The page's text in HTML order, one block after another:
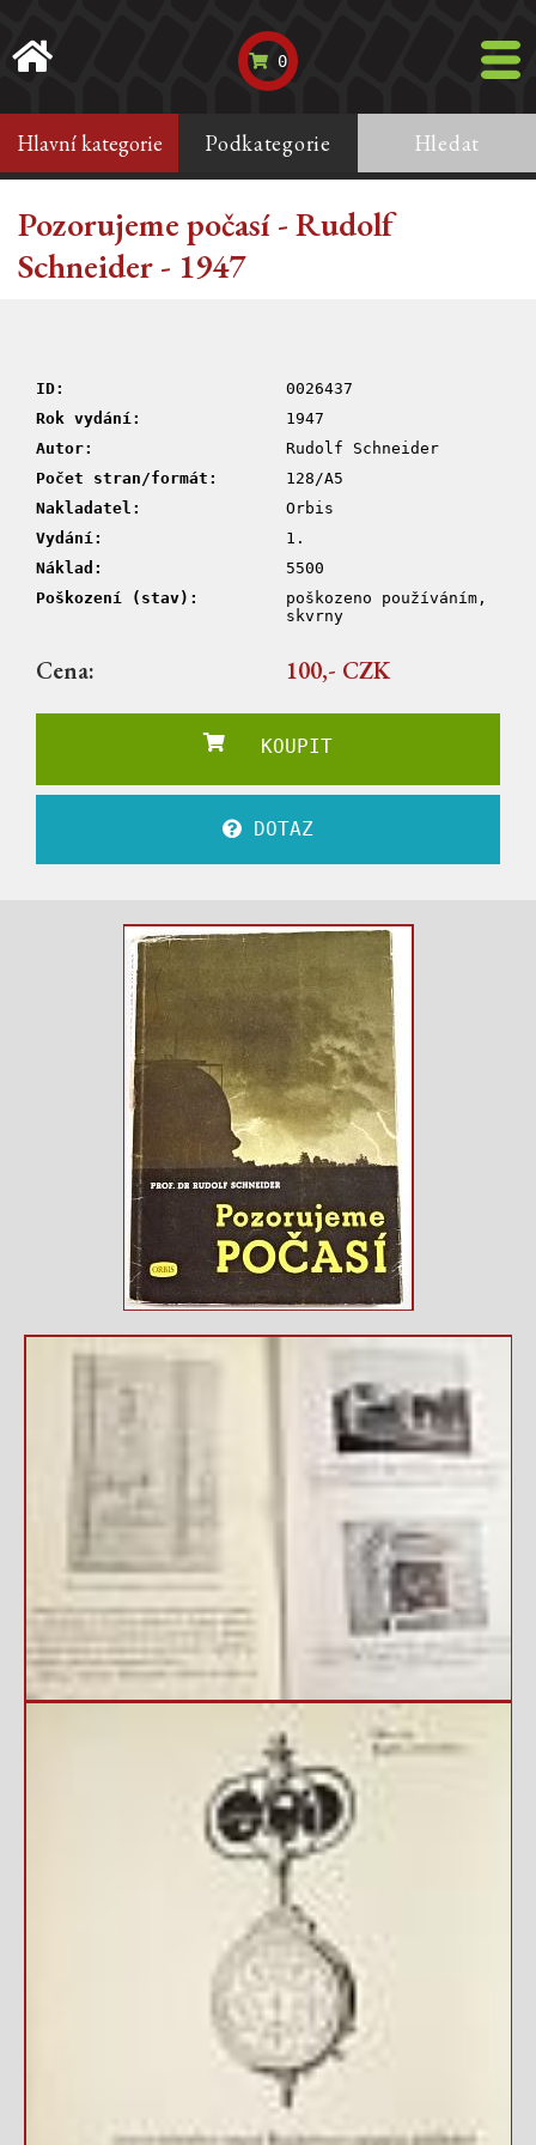
0
Hlavní kategorie Podkategorie Hledat
Pozorujeme počasí - Rudolf
Schneider - 1947
ID:
0026437
Rok vydání:
1947
Autor:
Rudolf Schneider
Počet stran/formát:
128/A5
Nakladatel:
Orbis
Vydání:
1.
Náklad:
5500
Poškození (stav):
poškozeno používáním,
skvrny
Cena: 100,- CZK
KOUPIT
DOTAZ